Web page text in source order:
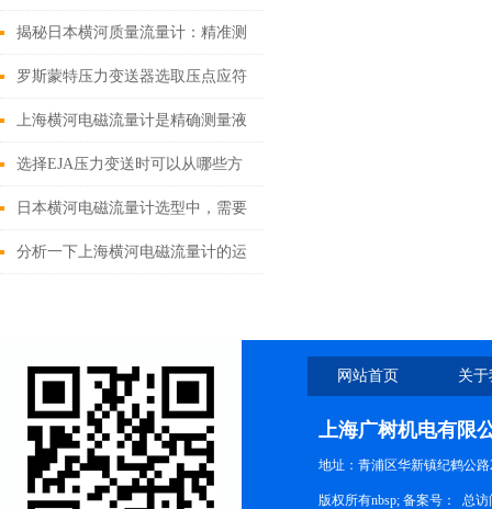
揭秘日本横河质量流量计：精准测
量背后的秘密
罗斯蒙特压力变送器选取压点应符
合哪几个规定
上海横河电磁流量计是精确测量液
体流量的可靠选择
选择EJA压力变送时可以从哪些方
面考虑
日本横河电磁流量计选型中，需要
注意哪些要素呢？
分析一下上海横河电磁流量计的运
网站首页 关
上海广树机电有限
地址：青浦区华新镇纪鹤公路
版权所有nbsp; 备案号： 总访